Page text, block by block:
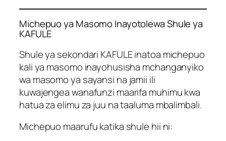
Michepuo ya Masomo Inayotolewa Shule ya
KAFULE
Shule ya sekondari KAFULE inatoa michepuo
kali ya masomo inayohusisha mchanganyiko
wa masomo ya sayansi na jamii ili
kuwajengea wanafunzi maarifa muhimu kwa
hatua za elimu za juu na taaluma mbalimbali.
Michepuo maarufu katika shule hii ni: